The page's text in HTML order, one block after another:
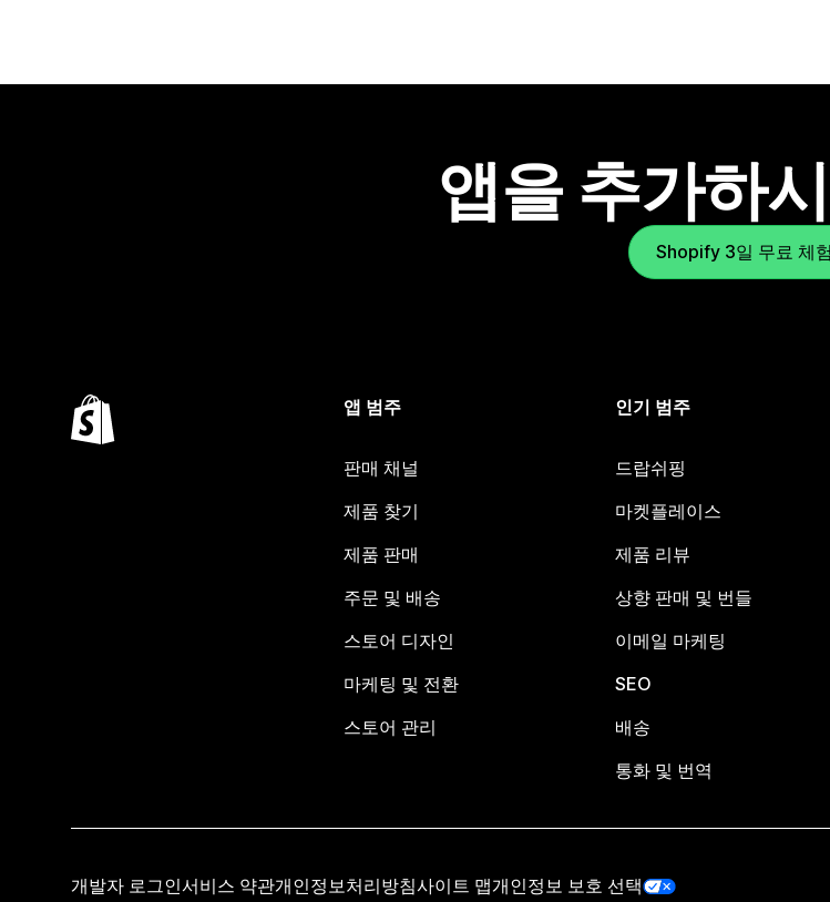
앱을 추가하
Shopify 3일 무료 체험
앱 범주
판매 채널
제품 찾기
제품 판매
주문 및 배송
스토어 디자인
마케팅 및 전환
스토어 관리
인기 범주
드랍쉬핑
마켓플레이스
제품 리뷰
상향 판매 및 번들
이메일 마케팅
SEO
배송
통화 및 번역
개발자 로그인서비스 약관개인정보처리방침사이트 맵개인정보 보호 선택